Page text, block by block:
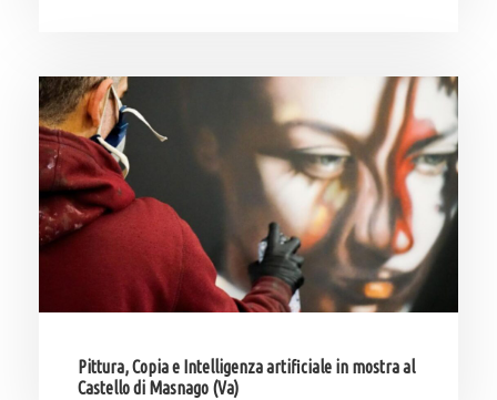
Pittura, Copia e Intelligenza artificiale in mostra al
Castello di Masnago (Va)